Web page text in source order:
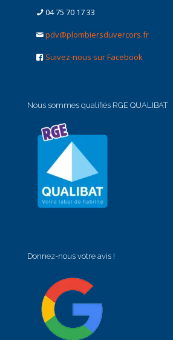
04 75 70 17 33
pdv@plombiersduvercors.fr
Suivez-nous sur Facebook
Nous sommes qualifiés RGE QUALIBAT
Donnez-nous votre avis !